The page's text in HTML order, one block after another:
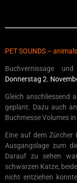
PET SOUNDS –
Buchvernissage
Donnerstag 2.
Gleich anschliessend
geplant. Dazu auch
Buchmesse Volumes
Eine auf dem Zürcher
Ausgangslage zum
Darauf zu sehen
schwarzen Katze,
nicht entziehen